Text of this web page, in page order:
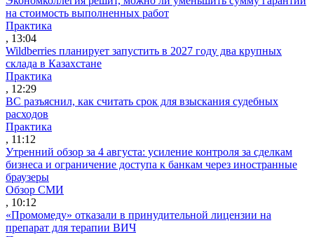
на стоимость выполненных работ
Практика
, 13:04
Wildberries планирует запустить в 2027 году два крупных
склада в Казахстане
Практика
, 12:29
ВС разъяснил, как считать срок для взыскания судебных
расходов
Практика
, 11:12
Утренний обзор за 4 августа: усиление контроля за сделкам
бизнеса и ограничение доступа к банкам через иностранные
браузеры
Обзор СМИ
, 10:12
«Промомеду» отказали в принудительной лицензии на
препарат для терапии ВИЧ